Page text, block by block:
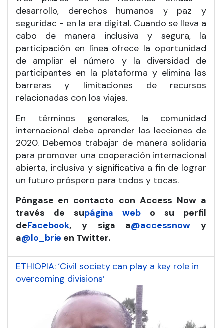
desarrollo, derechos humanos y paz y
seguridad - en la era digital. Cuando se lleva a
cabo de manera inclusiva y segura, la
participación en línea ofrece la oportunidad
de ampliar el número y la diversidad de
participantes en la plataforma y elimina las
barreras y limitaciones de recursos
relacionadas con los viajes.
En términos generales, la comunidad
internacional debe aprender las lecciones de
2020. Debemos trabajar de manera solidaria
para promover una cooperación internacional
abierta, inclusiva y significativa a fin de lograr
un futuro próspero para todos y todas.
Póngase en contacto con Access Now a
través de supágina web o su perfil
deFacebook, y siga a@accessnow y
a@lo_brie en Twitter.
ETHIOPIA: ‘Civil society can play a key role in
overcoming divisions’